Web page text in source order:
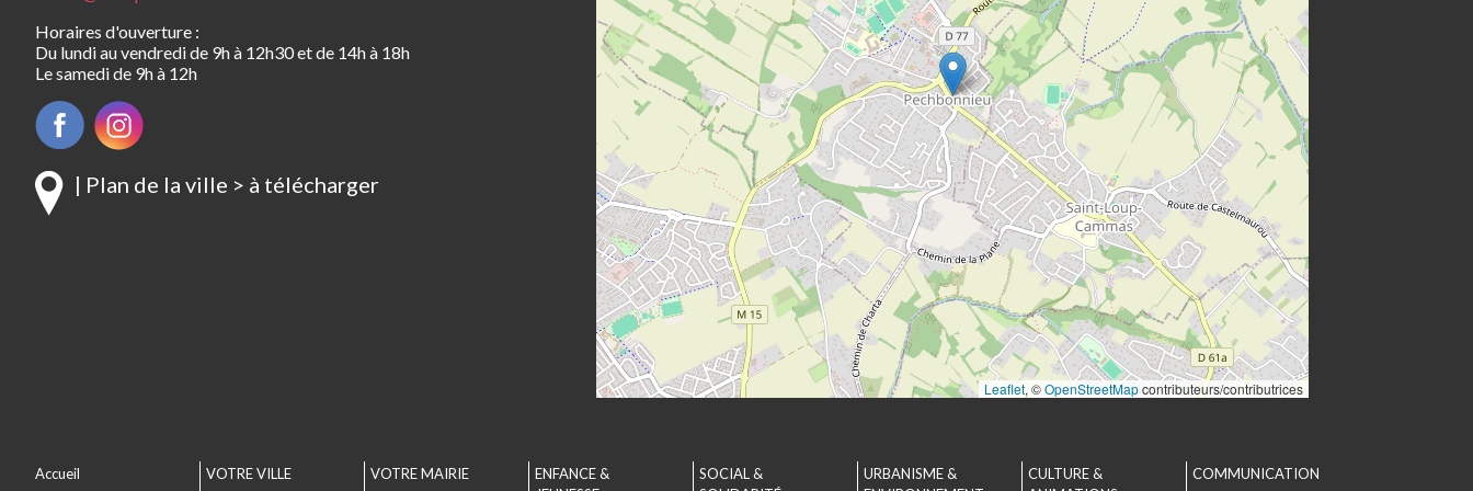
Horaires d'ouverture :
Du lundi au vendredi de 9h à 12h30 et de 14h à 18h
Le samedi de 9h à 12h
| Plan de la ville > à télécharger
Leaflet, ©OpenStreetMapcontributeurs/contributrices
Accueil
VOTRE VILLE
VOTRE MAIRIE
ENFANCE &
SOCIAL &
URBANISME &
CULTURE &
COMMUNICATION